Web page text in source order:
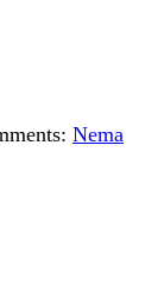
Nema